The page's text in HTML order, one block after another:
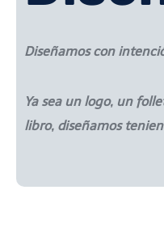
Diseñamos con
Ya sea un logo, un
libro, diseñamos